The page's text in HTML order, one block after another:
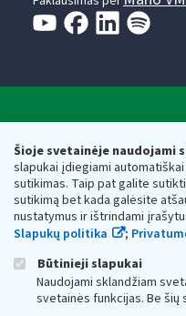
Šioje svetainėje naudojami
slapukai įdiegiami
sutikimas. Taip pat galite
sutikimą bet kada galėsite
nustatymus ir ištrindami
Slapukų politika
;
Būtinieji slapukai
Naudojami sklandžiam
svetainės funkcijas. Be šių
Respublikos finansų
Biudžetinė įstaiga. Juridinio
adresas: Vasario 16-osios g.
vmi@vmi.lt, E. pristatymo
Duomenys apie Valstybinę
Respublikos finansų